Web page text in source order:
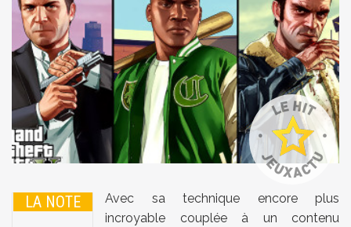
LA NOTE
Avec sa technique encore plus
incroyable couplée à un contenu